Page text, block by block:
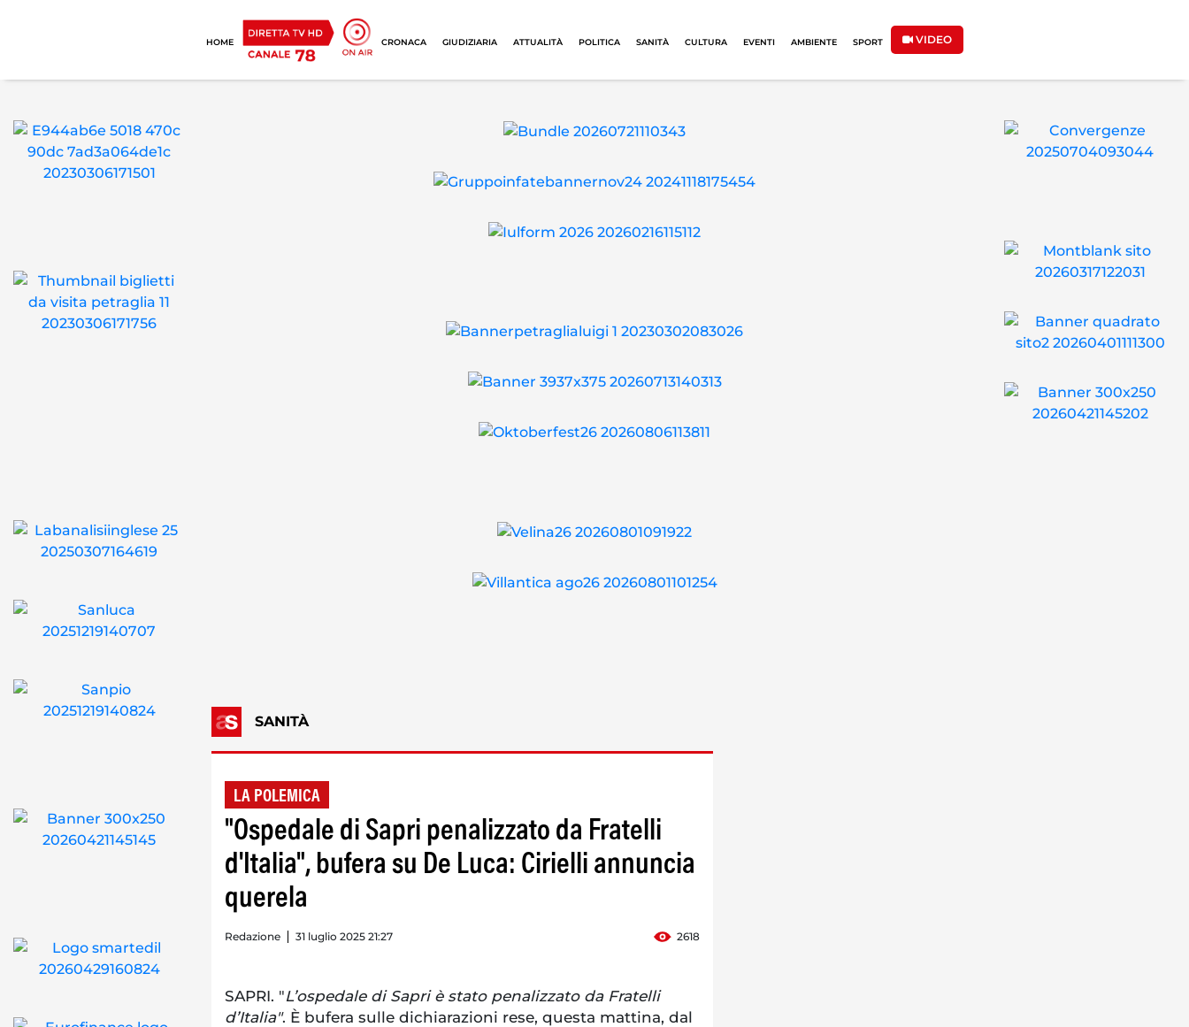
HOME CRONACA GIUDIZIARIA ATTUALITÀ POLITICA SANITÀ CULTURA EVENTI AMBIENTE SPORT VIDEO
SANITÀ
LA POLEMICA
"Ospedale di Sapri penalizzato da Fratelli
d'Italia", bufera su De Luca: Cirielli annuncia
querela
Redazione 31 luglio 2025 21:27 2618
SAPRI. "L’ospedale di Sapri è stato penalizzato da Fratelli
d’Italia". È bufera sulle dichiarazioni rese, questa mattina, dal